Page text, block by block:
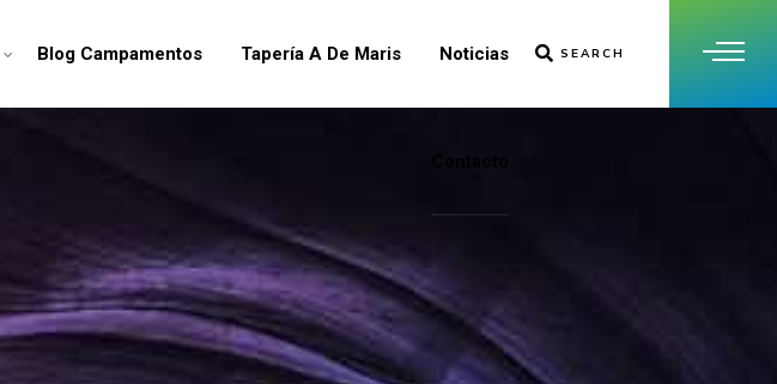
SEARCH
Blog Campamentos Tapería A De Maris Noticias